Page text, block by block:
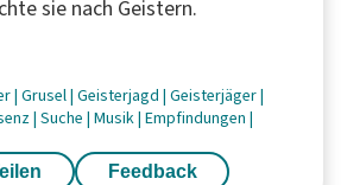
sie nach Geistern.
| Grusel| Geisterjagd | Geisterjäger|
| Suche | Musik| Empfindungen |
Feedback